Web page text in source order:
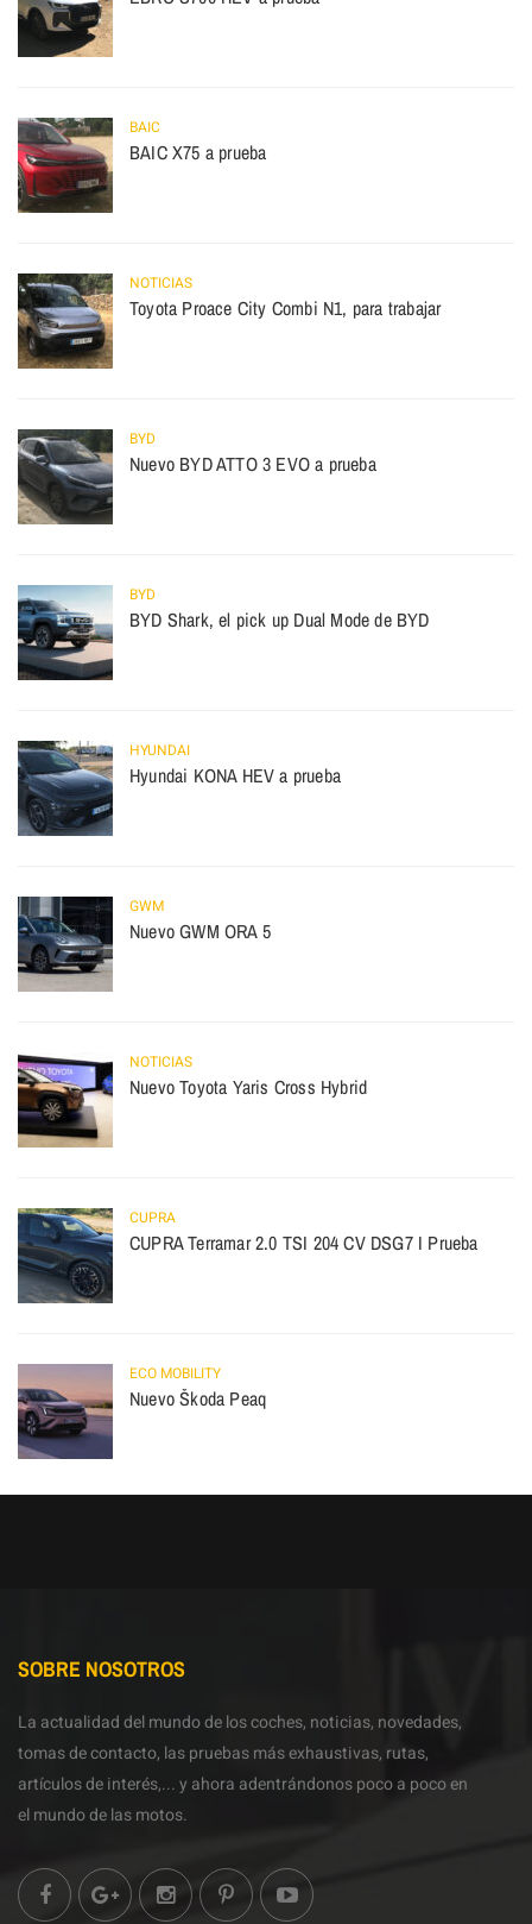
BAIC
BAIC X75 a prueba
NOTICIAS
Toyota Proace City Combi N1, para trabajar
BYD
Nuevo BYD ATTO 3 EVO a prueba
BYD
BYD Shark, el pick up Dual Mode de BYD
HYUNDAI
Hyundai KONA HEV a prueba
GWM
Nuevo GWM ORA 5
NOTICIAS
Nuevo Toyota Yaris Cross Hybrid
CUPRA
CUPRA Terramar 2.0 TSI 204 CV DSG7 I Prueba
ECO MOBILITY
Nuevo Škoda Peaq
SOBRE NOSOTROS
La actualidad del mundo de los coches, noticias, novedades,
tomas de contacto, las pruebas más exhaustivas, rutas,
artículos de interés,... y ahora adentrándonos poco a poco en
el mundo de las motos.